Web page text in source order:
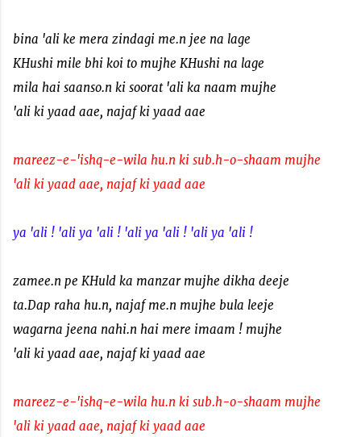
bina 'ali ke mera zindagi me.n jee na lage
KHushi mile bhi koi to mujhe KHushi na lage
mila hai saanso.n ki soorat 'ali ka naam mujhe
'ali ki yaad aae, najaf ki yaad aae
mareez-e-'ishq-e-wila hu.n ki sub.h-o-shaam mujhe
'ali ki yaad aae, najaf ki yaad aae
ya 'ali ! 'ali ya 'ali ! 'ali ya 'ali ! 'ali ya 'ali !
zamee.n pe KHuld ka manzar mujhe dikha deeje
ta.Dap raha hu.n, najaf me.n mujhe bula leeje
wagarna jeena nahi.n hai mere imaam ! mujhe
'ali ki yaad aae, najaf ki yaad aae
mareez-e-'ishq-e-wila hu.n ki sub.h-o-shaam mujhe
'ali ki yaad aae, najaf ki yaad aae